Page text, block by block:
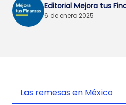
Editorial Mejora tus
6 de enero 2025
Las remesas en México